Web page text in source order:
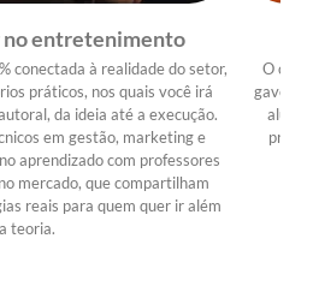
no entretenimento
conectada à realidade do setor,
práticos, nos quais você irá
da ideia até a execução.
em gestão, marketing e
aprendizado com professores
mercado, que compartilham
reais para quem quer ir além
teoria.
O
gaveta
aluno
pronto